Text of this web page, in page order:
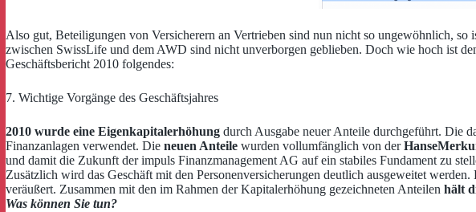
Also gut, Beteiligungen von Versicherern an Vertrieben sind nun nicht so ungewöhnlich,
zwischen SwissLife und dem AWD sind nicht unverborgen geblieben. Doch wie hoch ist
Geschäftsbericht 2010 folgendes:
7. Wichtige Vorgänge des Geschäftsjahres
2010 wurde eine Eigenkapitalerhöhung durch Ausgabe neuer Anteile durchgeführt. Die
Finanzanlagen verwendet. Die neuen Anteile wurden vollumfänglich von der
und damit die Zukunft der impuls Finanzmanagement AG auf ein stabiles Fundament zu
Zusätzlich wird das Geschäft mit den Personenversicherungen deutlich ausgeweitet
veräußert. Zusammen mit den im Rahmen der Kapitalerhöhung gezeichneten Anteilen hält
Was können Sie tun?